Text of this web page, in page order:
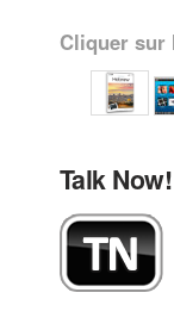
Cliquer sur
Talk